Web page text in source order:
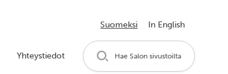
Suomeksi In English
Yhteystiedot Hae Salon sivustoilta